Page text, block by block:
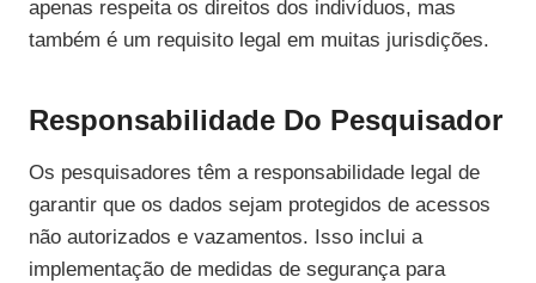
apenas respeita os direitos dos indivíduos, mas
também é um requisito legal em muitas jurisdições.
Responsabilidade Do Pesquisador
Os pesquisadores têm a responsabilidade legal de
garantir que os dados sejam protegidos de acessos
não autorizados e vazamentos. Isso inclui a
implementação de medidas de segurança para